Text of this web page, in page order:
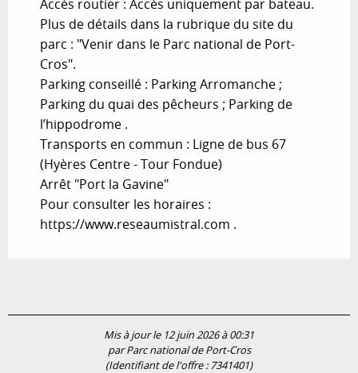
Accès routier : Accès uniquement par bateau.
Plus de détails dans la rubrique du site du
parc : "Venir dans le Parc national de Port-
Cros".
Parking conseillé : Parking Arromanche ;
Parking du quai des pêcheurs ; Parking de
l’hippodrome .
Transports en commun : Ligne de bus 67
(Hyères Centre - Tour Fondue)
Arrêt "Port la Gavine"
Pour consulter les horaires :
https://www.reseaumistral.com .
Mis à jour le 12 juin 2026 à 00:31
par Parc national de Port-Cros
(Identifiant de l'offre : 7341401)